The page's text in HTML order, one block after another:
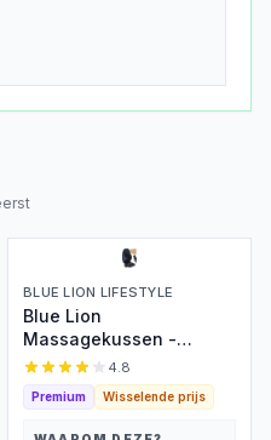
BLUE LION LIFESTYLE
Blue Lion
Massagekussen -
Shiatsu & Warmte
4.8
Premium Wisselende prijs